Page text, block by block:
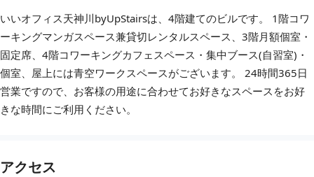
いいオフィス天神川byUpStairsは、4階建てのビルです。 1階コワ
ーキングマンガスペース兼貸切レンタルスペース、3階月額個室・
固定席、4階コワーキングカフェスペース・集中ブース(自習室)・
個室、屋上には青空ワークスペースがございます。 24時間365日
営業ですので、お客様の用途に合わせてお好きなスペースをお好
きな時間にご利用ください。
アクセス